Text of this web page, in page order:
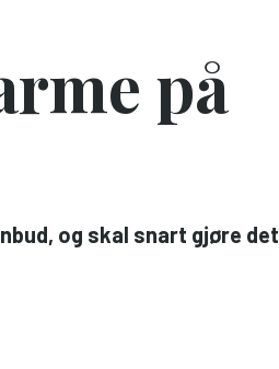
på
og skal snart gjøre det